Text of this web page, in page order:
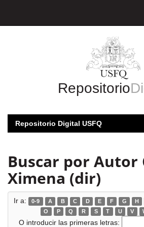
Repositorio
Repositorio Digital USFQ
Buscar por Autor
Ximena (dir)
Ir a: 0-9 A B C D E F G H
O
P Q R S T U V
O introducir las primeras letras: